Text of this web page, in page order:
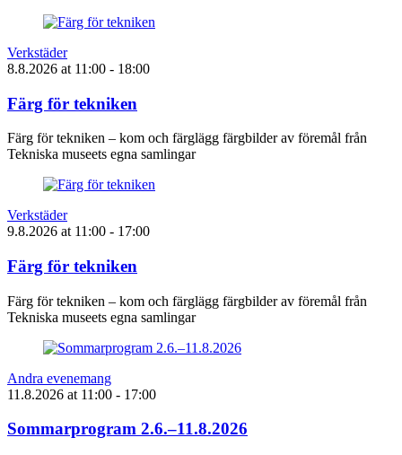
Verkstäder
8.8.2026 at 11:00 - 18:00
Färg för tekniken
Färg för tekniken – kom och färglägg färgbilder av föremål från
Tekniska museets egna samlingar
Verkstäder
9.8.2026 at 11:00 - 17:00
Färg för tekniken
Färg för tekniken – kom och färglägg färgbilder av föremål från
Tekniska museets egna samlingar
Andra evenemang
11.8.2026 at 11:00 - 17:00
Sommarprogram 2.6.–11.8.2026